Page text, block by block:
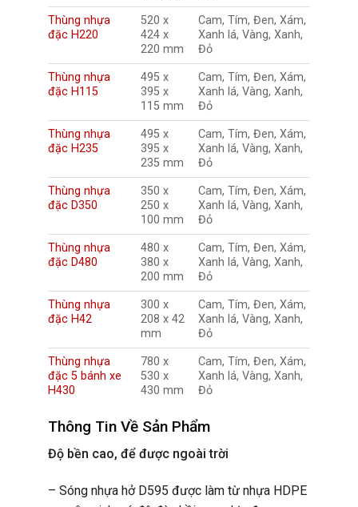
Thùng nhựa
đặc H220
520 x
424 x
220 mm
Cam, Tím, Đen, Xám,
Xanh lá, Vàng, Xanh,
Đỏ
Thùng nhựa
đặc H115
495 x
395 x
115 mm
Cam, Tím, Đen, Xám,
Xanh lá, Vàng, Xanh,
Đỏ
Thùng nhựa
đặc H235
495 x
395 x
235 mm
Cam, Tím, Đen, Xám,
Xanh lá, Vàng, Xanh,
Đỏ
Thùng nhựa
đặc D350
350 x
250 x
100 mm
Cam, Tím, Đen, Xám,
Xanh lá, Vàng, Xanh,
Đỏ
Thùng nhựa
đặc D480
480 x
380 x
200 mm
Cam, Tím, Đen, Xám,
Xanh lá, Vàng, Xanh,
Đỏ
Thùng nhựa
đặc H42
300 x
208 x 42
mm
Cam, Tím, Đen, Xám,
Xanh lá, Vàng, Xanh,
Đỏ
Thùng nhựa
đặc 5 bánh xe
H430
780 x
530 x
430 mm
Cam, Tím, Đen, Xám,
Xanh lá, Vàng, Xanh,
Đỏ
Thông Tin Về Sản Phẩm
Độ bền cao, để được ngoài trời
– Sóng nhựa hở D595 được làm từ nhựa HDPE